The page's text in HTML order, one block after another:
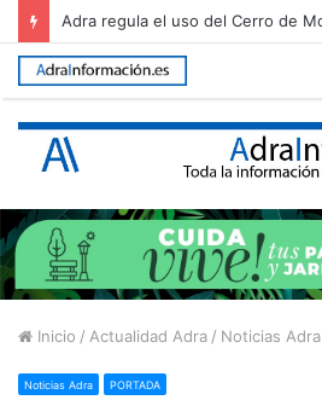
Inicio / Actualidad Adra / Noticias Adra
Noticias Adra PORTADA